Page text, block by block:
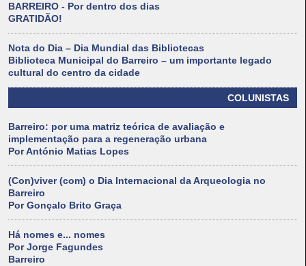
BARREIRO - Por dentro dos dias
GRATIDÃO!
Nota do Dia – Dia Mundial das Bibliotecas
Biblioteca Municipal do Barreiro – um importante legado
cultural do centro da cidade
COLUNISTAS
Barreiro: por uma matriz teórica de avaliação e
implementação para a regeneração urbana
Por António Matias Lopes
(Con)viver (com) o Dia Internacional da Arqueologia no
Barreiro
Por Gonçalo Brito Graça
Há nomes e... nomes
Por Jorge Fagundes
Barreiro